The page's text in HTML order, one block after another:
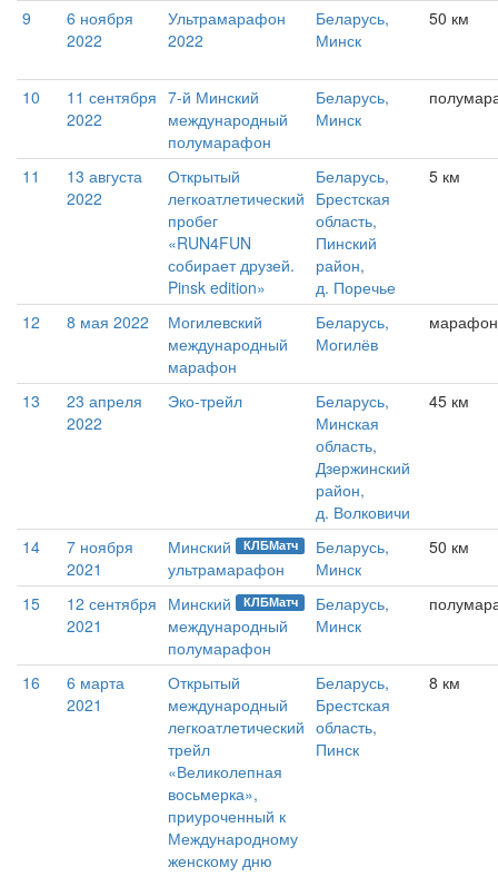
9
6 ноября
2022
Ультрамарафон
2022
Беларусь,
Минск
50 км
10
11 сентября
2022
7-й Минский
международный
полумарафон
Беларусь,
Минск
11
13 августа
2022
Открытый
легкоатлетический
пробег
«RUN4FUN
собирает друзей.
Pinsk edition»
Беларусь,
Брестская
область,
Пинский
район,
д. Поречье
5 км
12 8 мая 2022
Могилевский
международный
марафон
Беларусь,
Могилёв
марафон
13
23 апреля
2022
Эко-трейл
Беларусь,
Минская
область,
Дзержинский
район,
д. Волковичи
45 км
14
7 ноября
2021
КЛБМатч
Минский
ультрамарафон
Беларусь,
Минск
50 км
15
12 сентября
2021
КЛБМатч
Минский
международный
полумарафон
Беларусь,
Минск
16
6 марта
2021
Открытый
международный
легкоатлетический
трейл
«Великолепная
восьмерка»,
приуроченный к
Международному
женскому дню
Беларусь,
Брестская
область,
Пинск
8 км